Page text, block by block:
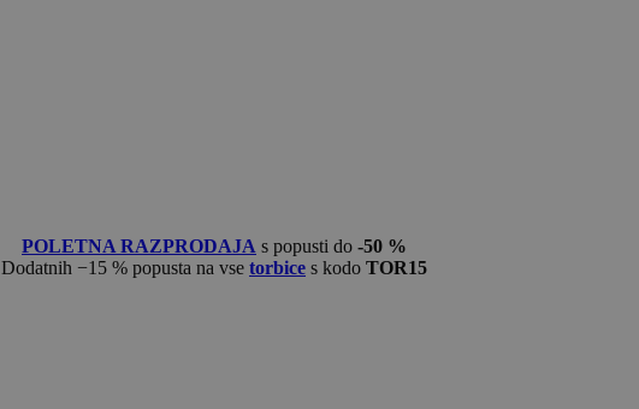
POLETNA RAZPRODAJA s popusti do -50 %
Dodatnih −15 % popusta na vse torbice s kodo TOR15